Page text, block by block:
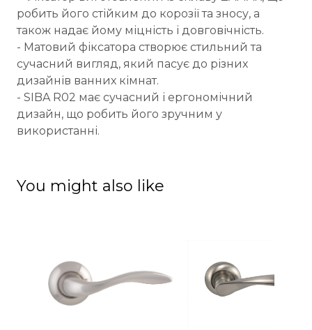
робить його стійким до корозії та зносу, а
також надає йому міцність і довговічність.
- Матовий фіксатора створює стильний та
сучасний вигляд, який пасує до різних
дизайнів ванних кімнат.
- SIBA R02 має сучасний і ергономічний
дизайн, що робить його зручним у
використанні.
You might also like